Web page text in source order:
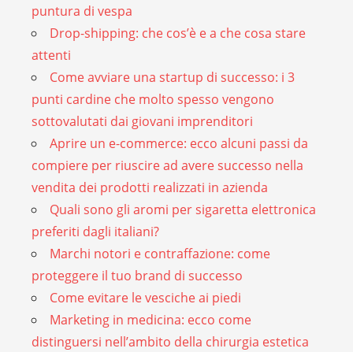
puntura di vespa
Drop-shipping: che cos’è e a che cosa stare
attenti
Come avviare una startup di successo: i 3
punti cardine che molto spesso vengono
sottovalutati dai giovani imprenditori
Aprire un e-commerce: ecco alcuni passi da
compiere per riuscire ad avere successo nella
vendita dei prodotti realizzati in azienda
Quali sono gli aromi per sigaretta elettronica
preferiti dagli italiani?
Marchi notori e contraffazione: come
proteggere il tuo brand di successo
Come evitare le vesciche ai piedi
Marketing in medicina: ecco come
distinguersi nell’ambito della chirurgia estetica